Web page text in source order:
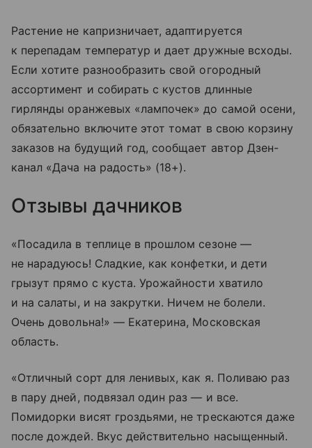
Растение не капризничает, адаптируется
к перепадам температур и дает дружные всходы.
Если хотите разнообразить свой огородный
ассортимент и собирать с кустов длинные
гирлянды оранжевых «лампочек» до самой осени,
обязательно включите этот томат в свою корзину
заказов на будущий год, сообщает автор Дзен-
канал «Дача на радость» (18+).
Отзывы дачников
«Посадила в теплице в прошлом сезоне —
не нарадуюсь! Сладкие, как конфетки, и дети
грызут прямо с куста. Урожайности хватило
и на салаты, и на закрутки. Ничем не болели.
Очень довольна!» — Екатерина, Московская
область.
«Отличный сорт для ленивых, как я. Поливаю раз
в пару дней, подвязал один раз — и все.
Помидорки висят гроздьями, не трескаются даже
после дождей. Вкус действительно насыщенный.